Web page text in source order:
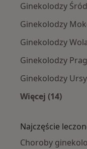
Ginekolodzy
Ginekolodzy
Ginekolodzy
Ginekolodzy
Ginekolodzy
Więcej (14)
Najczęście
Choroby